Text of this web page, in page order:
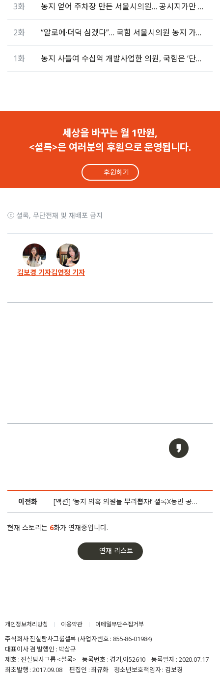
3화 농지 얻어 주차장 만든 서울시의원… 공시지가만 15억↑
2화 “알로에·더덕 심겠다”… 국힘 서울시의원 농지 가보니
1화 농지 사들여 수십억 개발사업한 의원, 국힘은 ‘단수 추천’
세상을 바꾸는 월 1만원,
<셜록>은 여러분의 후원으로 운영됩니다.
후원하기
ⓒ 셜록, 무단전재 및 재배포 금지
김보경 기자김연정 기자
이전화 [액션] ‘농지 의혹 의원들 뿌리뽑자!’ 셜록X농민 공동고발
현재 스토리는 6화가 연재중입니다.
연재 리스트
개인정보처리방침 이용약관 이메일무단수집거부
주식회사 진실탐사그룹셜록 (사업자번호 : 855-86-01984)
대표이사 겸 발행인 : 박상규
제호 : 진실탐사그룹 <셜록> 등록번호 : 경기,아52610 등록일자 : 2020.07.17
최초발행 : 2017.09.08 편집인 : 최규화 청소년보호책임자 : 김보경